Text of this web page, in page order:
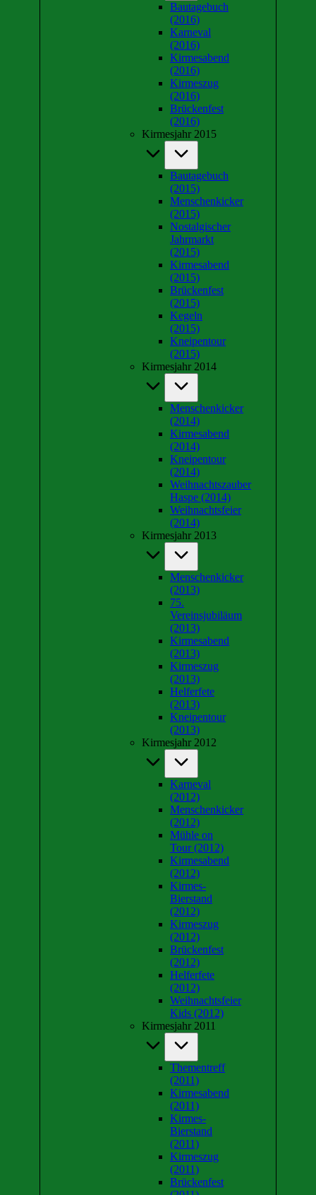
Bautagebuch
(2016)
Karneval
(2016)
Kirmesabend
(2016)
Kirmeszug
(2016)
Brückenfest
(2016)
Kirmesjahr 2015
Bautagebuch
(2015)
Menschenkicker
(2015)
Nostalgischer
Jahrmarkt
(2015)
Kirmesabend
(2015)
Brückenfest
(2015)
Kegeln
(2015)
Kneipentour
(2015)
Kirmesjahr 2014
Menschenkicker
(2014)
Kirmesabend
(2014)
Kneipentour
(2014)
Weihnachtszauber
Haspe (2014)
Weihnachtsfeier
(2014)
Kirmesjahr 2013
Menschenkicker
(2013)
75.
Vereinsjubiläum
(2013)
Kirmesabend
(2013)
Kirmeszug
(2013)
Helferfete
(2013)
Kneipentour
(2013)
Kirmesjahr 2012
Karneval
(2012)
Menschenkicker
(2012)
Mühle on
Tour (2012)
Kirmesabend
(2012)
Kirmes-
Bierstand
(2012)
Kirmeszug
(2012)
Brückenfest
(2012)
Helferfete
(2012)
Weihnachtsfeier
Kids (2012)
Kirmesjahr 2011
Thementreff
(2011)
Kirmesabend
(2011)
Kirmes-
Bierstand
(2011)
Kirmeszug
(2011)
Brückenfest